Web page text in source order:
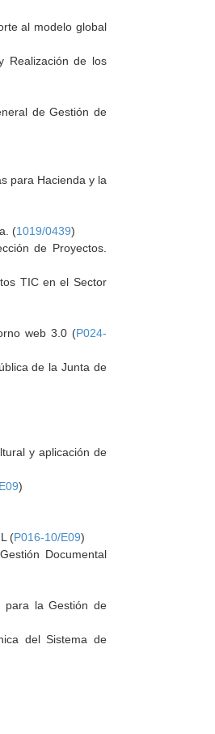
al modelo global
Realización de los
de Gestión de
para Hacienda y la
(1019/0439)
de Proyectos.
TIC en el Sector
web 3.0 (P024-
de la Junta de
y aplicación de
)
(P016-10/E09)
Documental
para la Gestión de
del Sistema de